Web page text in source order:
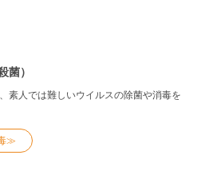
菌）
素人では難しいウイルスの除菌や消毒を
≫